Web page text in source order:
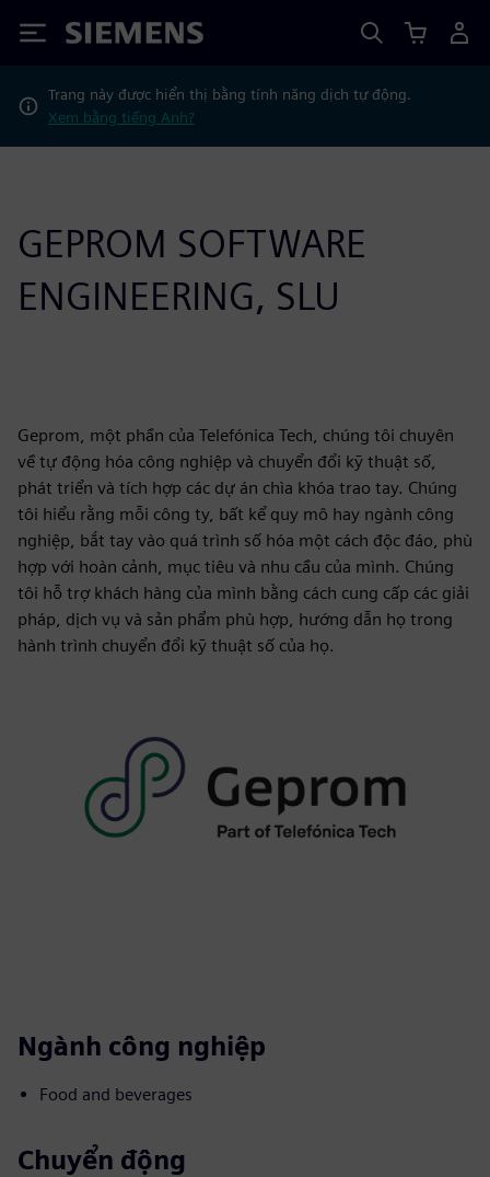
Siemens
Trang này được hiển thị bằng tính năng dịch tự động.
Xem bằng tiếng Anh?
GEPROM SOFTWARE
ENGINEERING, SLU
Geprom, một phần của Telefónica Tech, chúng tôi chuyên
về tự động hóa công nghiệp và chuyển đổi kỹ thuật số,
phát triển và tích hợp các dự án chìa khóa trao tay. Chúng
tôi hiểu rằng mỗi công ty, bất kể quy mô hay ngành công
nghiệp, bắt tay vào quá trình số hóa một cách độc đáo, phù
hợp với hoàn cảnh, mục tiêu và nhu cầu của mình. Chúng
tôi hỗ trợ khách hàng của mình bằng cách cung cấp các giải
pháp, dịch vụ và sản phẩm phù hợp, hướng dẫn họ trong
hành trình chuyển đổi kỹ thuật số của họ.
Ngành công nghiệp
Food and beverages
Chuyển động